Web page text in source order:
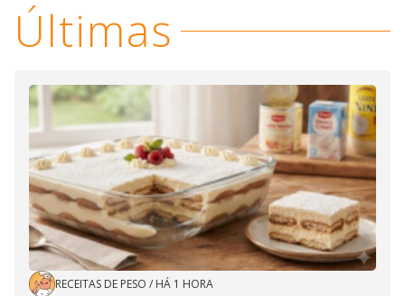
Últimas
RECEITAS DE PESO / HÁ 1 HORA